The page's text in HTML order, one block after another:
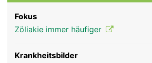
Rubriken
Fokus
Zöliakie immer häufiger
Krankheitsbilder